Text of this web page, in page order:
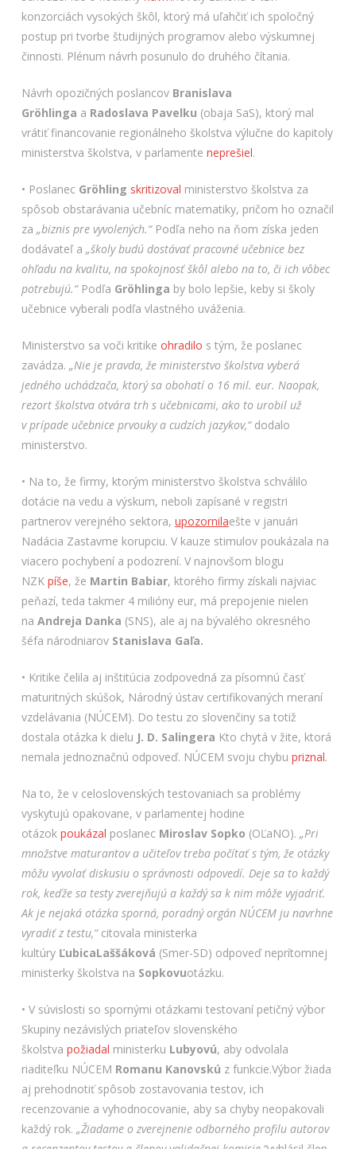
konzorciách vysokých škôl, ktorý má uľahčiť ich spoločný
postup pri tvorbe študijných programov alebo výskumnej
činnosti. Plénum návrh posunulo do druhého čítania.
Návrh opozičných poslancov Branislava
Gröhlinga a Radoslava Pavelku (obaja SaS), ktorý mal
vrátiť financovanie regionálneho školstva výlučne do kapitoly
ministerstva školstva, v parlamente neprešiel.
• Poslanec Gröhling skritizoval ministerstvo školstva za
spôsob obstarávania učebníc matematiky, pričom ho označil
za „biznis pre vyvolených.“Podľa neho na ňom získa jeden
dodávateľ a „školy budú dostávať pracovné učebnice bez
ohľadu na kvalitu, na spokojnosť škôl alebo na to, či ich vôbec
potrebujú.“Podľa Gröhlinga by bolo lepšie, keby si školy
učebnice vyberali podľa vlastného uváženia.
Ministerstvo sa voči kritike ohradilo s tým, že poslanec
zavádza. „Nie je pravda, že ministerstvo školstva vyberá
jedného uchádzača, ktorý sa obohatí o 16 mil. eur. Naopak,
rezort školstva otvára trh s učebnicami, ako to urobil už
v prípade učebnice prvouky a cudzích jazykov,“dodalo
ministerstvo.
• Na to, že firmy, ktorým ministerstvo školstva schválilo
dotácie na vedu a výskum, neboli zapísané v registri
partnerov verejného sektora, upozornilaešte v januári
Nadácia Zastavme korupciu. V kauze stimulov poukázala na
viacero pochybení a podozrení. V najnovšom blogu
NZK píše, že Martin Babiar, ktorého firmy získali najviac
peňazí, teda takmer 4 milióny eur, má prepojenie nielen
na Andreja Danka (SNS), ale aj na bývalého okresného
šéfa národniarov Stanislava Gaľa.
• Kritike čelila aj inštitúcia zodpovedná za písomnú časť
maturitných skúšok, Národný ústav certifikovaných meraní
vzdelávania (NÚCEM). Do testu zo slovenčiny sa totiž
dostala otázka k dielu J. D. Salingera Kto chytá v žite, ktorá
nemala jednoznačnú odpoveď. NÚCEM svoju chybu priznal.
Na to, že v celoslovenských testovaniach sa problémy
vyskytujú opakovane, v parlamentej hodine
otázok poukázal poslanec Miroslav Sopko (OĽaNO). „Pri
množstve maturantov a učiteľov treba počítať s tým, že otázky
môžu vyvolať diskusiu o správnosti odpovedí. Deje sa to každý
rok, keďže sa testy zverejňujú a každý sa k nim môže vyjadriť.
Ak je nejaká otázka sporná, poradný orgán NÚCEM ju navrhne
vyradiť z testu,“citovala ministerka
kultúry ĽubicaLaššáková (Smer-SD) odpoveď neprítomnej
ministerky školstva na Sopkovuotázku.
• V súvislosti so spornými otázkami testovaní petičný výbor
Skupiny nezávislých priateľov slovenského
školstva požiadal ministerku Lubyovú, aby odvolala
riaditeľku NÚCEM Romanu Kanovskú z funkcie.Výbor žiada
aj prehodnotiť spôsob zostavovania testov, ich
recenzovanie a vyhodnocovanie, aby sa chyby neopakovali
každý rok. „Žiadame o zverejnenie odborného profilu autorov